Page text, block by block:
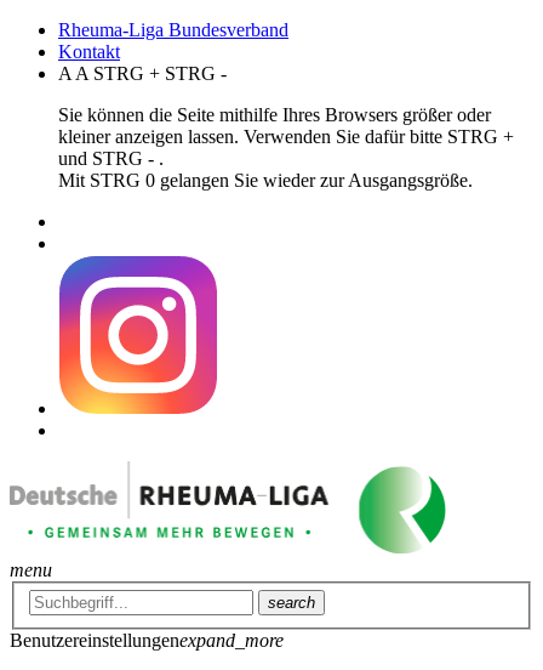
Rheuma-Liga Bundesverband
Kontakt
A A STRG + STRG -
Sie können die Seite mithilfe Ihres Browsers größer oder
kleiner anzeigen lassen. Verwenden Sie dafür bitte STRG +
und STRG - .
Mit STRG 0 gelangen Sie wieder zur Ausgangsgröße.
menu
search
Benutzereinstellungenexpand_more